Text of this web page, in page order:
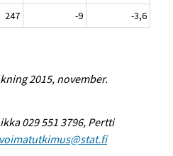
247 -9 -3,6
2015, november.
029 551 3796, Pertti